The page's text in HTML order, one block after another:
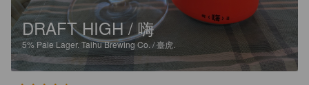
DRAFT HIGH / 嗨
5% Pale Lager. Taihu Brewing Co. / 臺虎.